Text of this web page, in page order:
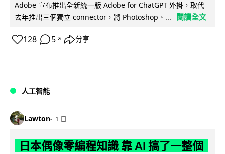
Adobe 宣布推出全新統一版 Adobe for ChatGPT 外掛，取代
去年推出三個獨立 connector，將 Photoshop、...
閱讀全文
128 5 ↗ 分享
人工智能
Lawton 1 日
日本偶像零編程知識 靠 AI 搞了一整個